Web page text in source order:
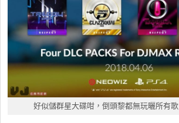
好似儲群星大碟咁，倒頭黎都無玩曬所有歌